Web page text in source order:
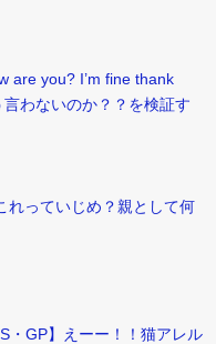
are you? I’m fine thank
わないのか？？を検証す
れっていじめ？親として何
・GP】えーー！！猫アレル